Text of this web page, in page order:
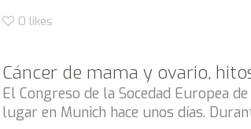
0 likes
Cáncer de mama y ovario,
El Congreso de la Socedad Europea
lugar en Munich hace unos días.